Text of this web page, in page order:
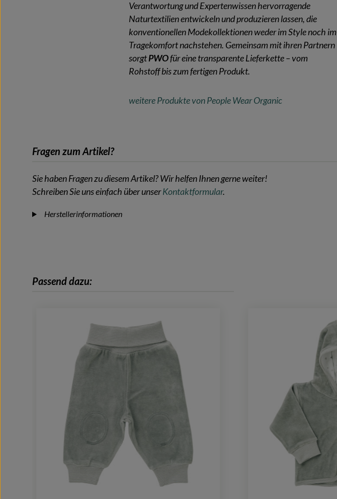
Verantwortung und Expertenwissen hervorragende
Naturtextilien entwickeln und produzieren lassen, die
konventionellen Modekollektionen weder im Style noch im
Tragekomfort nachstehen. Gemeinsam mit ihren Partnern
sorgtPWOfür eine transparente Lieferkette – vom
Rohstoff bis zum fertigen Produkt.
weitere Produkte von People Wear Organic
Fragen zum Artikel?
Sie haben Fragen zu diesem Artikel? Wir helfen Ihnen gerne weiter!
Schreiben Sie uns einfach über unserKontaktformular.
Herstellerinformationen
Passend dazu: